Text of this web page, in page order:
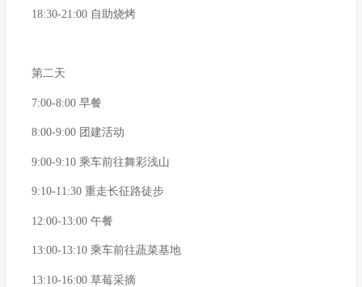
18:30-21:00 自助烧烤
第二天
7:00-8:00 早餐
8:00-9:00 团建活动
9:00-9:10 乘车前往舞彩浅山
9:10-11:30 重走长征路徒步
12:00-13:00 午餐
13:00-13:10 乘车前往蔬菜基地
13:10-16:00 草莓采摘